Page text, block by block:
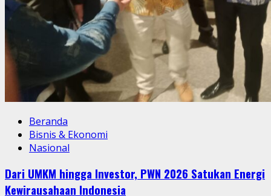
Beranda
Bisnis & Ekonomi
Nasional
Dari UMKM hingga Investor, PWN 2026 Satukan Energi
Kewirausahaan Indonesia